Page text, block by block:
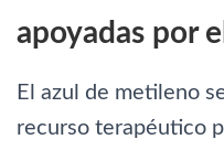
apoyadas por
El azul de metileno
recurso terapéutico